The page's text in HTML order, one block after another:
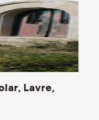
Lavre,